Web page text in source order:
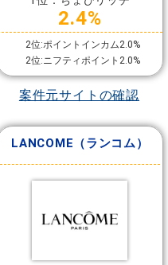
2.4%
2位:ポイントインカム2.0%
2位:ニフティポイント2.0%
案件元サイトの確認
LANCOME（ランコム）